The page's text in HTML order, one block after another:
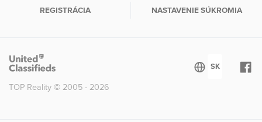
REGISTRÁCIA NASTAVENIE SÚKROMIA
TOP Reality © 2005 - 2026